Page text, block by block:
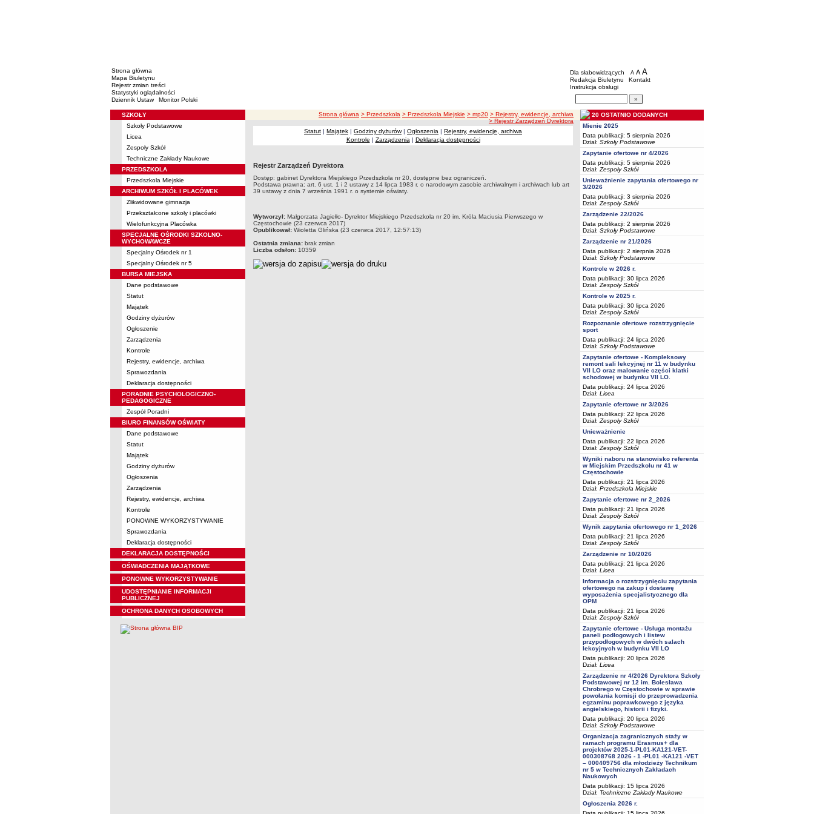
Strona główna
Mapa Biuletynu
Rejestr zmian treści
Statystyki oglądalności
Dziennik Ustaw
Monitor Polski
BIP - Oświata Częstochowa
Menu dodatkowe
Dla słabowidzących A pomniejsz czcionkę
A standardowy rozmiar czcionki
A
Redakcja Biuletynu
Kontakt
Instrukcja obsługi
Wyszukiwarka artykułów
Menu
SZKOŁY
Szkoły Podstawowe
Licea
Zespoły Szkół
Techniczne Zakłady Naukowe
PRZEDSZKOLA
Przedszkola Miejskie
ARCHIWUM SZKÓŁ I PLACÓWEK
Zlikwidowane gimnazja
Przekształcone szkoły i placówki
Wielofunkcyjna Placówka
SPECJALNE OŚRODKI SZKOLNO-
WYCHOWAWCZE
Specjalny Ośrodek nr 1
Specjalny Ośrodek nr 5
BURSA MIEJSKA
Dane podstawowe
Statut
Majątek
Godziny dyżurów
Ogłoszenie
Zarządzenia
Kontrole
Rejestry, ewidencje, archiwa
Sprawozdania
Deklaracja dostępności
PORADNIE PSYCHOLOGICZNO-
PEDAGOGICZNE
Zespół Poradni
BIURO FINANSÓW OŚWIATY
Dane podstawowe
Statut
Majątek
Godziny dyżurów
Ogłoszenia
Zarządzenia
Rejestry, ewidencje, archiwa
Kontrole
PONOWNE WYKORZYSTYWANIE
Sprawozdania
Deklaracja dostępności
DEKLARACJA DOSTĘPNOŚCI
OŚWIADCZENIA MAJĄTKOWE
PONOWNE WYKORZYSTYWANIE
UDOSTĘPNIANIE INFORMACJI
PUBLICZNEJ
OCHRONA DANYCH OSOBOWYCH
ścieżka nawigacji
Strona główna > Przedszkola > Przedszkola Miejskie > mp20 > Rejestry, ewidencje, archiwa
> Rejestr Zarządzeń Dyrektora
Statut | Majątek | Godziny dyżurów| Ogłoszenia | Rejestry, ewidencje, archiwa
Kontrole | Zarządzenia | Deklaracja dostępności
Rejestr Zarządzeń Dyrektora
Dostęp: gabinet Dyrektora Miejskiego Przedszkola nr 20, dostępne bez ograniczeń.
Podstawa prawna: art. 6 ust. 1 i 2 ustawy z 14 lipca 1983 r. o narodowym zasobie archiwalnym i archiwach lub art
39 ustawy z dnia 7 września 1991 r. o systemie oświaty.
metryczka
Wytworzył: Małgorzata Jagiełło- Dyrektor Miejskiego Przedszkola nr 20 im. Króla Maciusia Pierwszego w
Częstochowie (23 czerwca 2017)
Opublikował: Wioletta Glińska (23 czerwca 2017, 12:57:13)
Ostatnia zmiana: brak zmian
Liczba odsłon: 10359
20 OSTATNIO DODANYCH
Mienie 2025
Data publikacji: 5 sierpnia 2026
Dział: Szkoły Podstawowe
Zapytanie ofertowe nr 4/2026
Data publikacji: 5 sierpnia 2026
Dział: Zespoły Szkół
Unieważnienie zapytania ofertowego nr
3/2026
Data publikacji: 3 sierpnia 2026
Dział: Zespoły Szkół
Zarządzenie 22/2026
Data publikacji: 2 sierpnia 2026
Dział: Szkoły Podstawowe
Zarządzenie nr 21/2026
Data publikacji: 2 sierpnia 2026
Dział: Szkoły Podstawowe
Kontrole w 2026 r.
Data publikacji: 30 lipca 2026
Dział: Zespoły Szkół
Kontrole w 2025 r.
Data publikacji: 30 lipca 2026
Dział: Zespoły Szkół
Rozpoznanie ofertowe rozstrzygnięcie
sport
Data publikacji: 24 lipca 2026
Dział: Szkoły Podstawowe
Zapytanie ofertowe - Kompleksowy
remont sali lekcyjnej nr 11 w budynku
VII LO oraz malowanie części klatki
schodowej w budynku VII LO.
Data publikacji: 24 lipca 2026
Dział: Licea
Zapytanie ofertowe nr 3/2026
Data publikacji: 22 lipca 2026
Dział: Zespoły Szkół
Unieważnienie
Data publikacji: 22 lipca 2026
Dział: Zespoły Szkół
Wyniki naboru na stanowisko referenta
w Miejskim Przedszkolu nr 41 w
Częstochowie
Data publikacji: 21 lipca 2026
Dział: Przedszkola Miejskie
Zapytanie ofertowe nr 2_2026
Data publikacji: 21 lipca 2026
Dział: Zespoły Szkół
Wynik zapytania ofertowego nr 1_2026
Data publikacji: 21 lipca 2026
Dział: Zespoły Szkół
Zarządzenie nr 10/2026
Data publikacji: 21 lipca 2026
Dział: Licea
Informacja o rozstrzygnięciu zapytania
ofertowego na zakup i dostawę
wyposażenia specjalistycznego dla
OPM
Data publikacji: 21 lipca 2026
Dział: Zespoły Szkół
Zapytanie ofertowe - Usługa montażu
paneli podłogowych i listew
przypodłogowych w dwóch salach
lekcyjnych w budynku VII LO
Data publikacji: 20 lipca 2026
Dział: Licea
Zarządzenie nr 4/2026 Dyrektora Szkoły
Podstawowej nr 12 im. Bolesława
Chrobrego w Częstochowie w sprawie
powołania komisji do przeprowadzenia
egzaminu poprawkowego z języka
angielskiego, historii i fizyki.
Data publikacji: 20 lipca 2026
Dział: Szkoły Podstawowe
Organizacja zagranicznych staży w
ramach programu Erasmus+ dla
projektów 2025-1-PL01-KA121-VET-
000308768 2026 - 1 -PL01 -KA121 -VET
– 000409756 dla młodzieży Technikum
nr 5 w Technicznych Zakładach
Naukowych
Data publikacji: 15 lipca 2026
Dział: Techniczne Zakłady Naukowe
Ogłoszenia 2026 r.